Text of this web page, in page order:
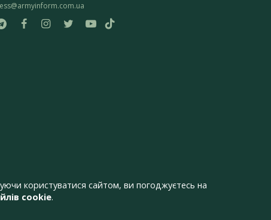
користуватися сайтом, ви погоджуєтесь на
cookie.